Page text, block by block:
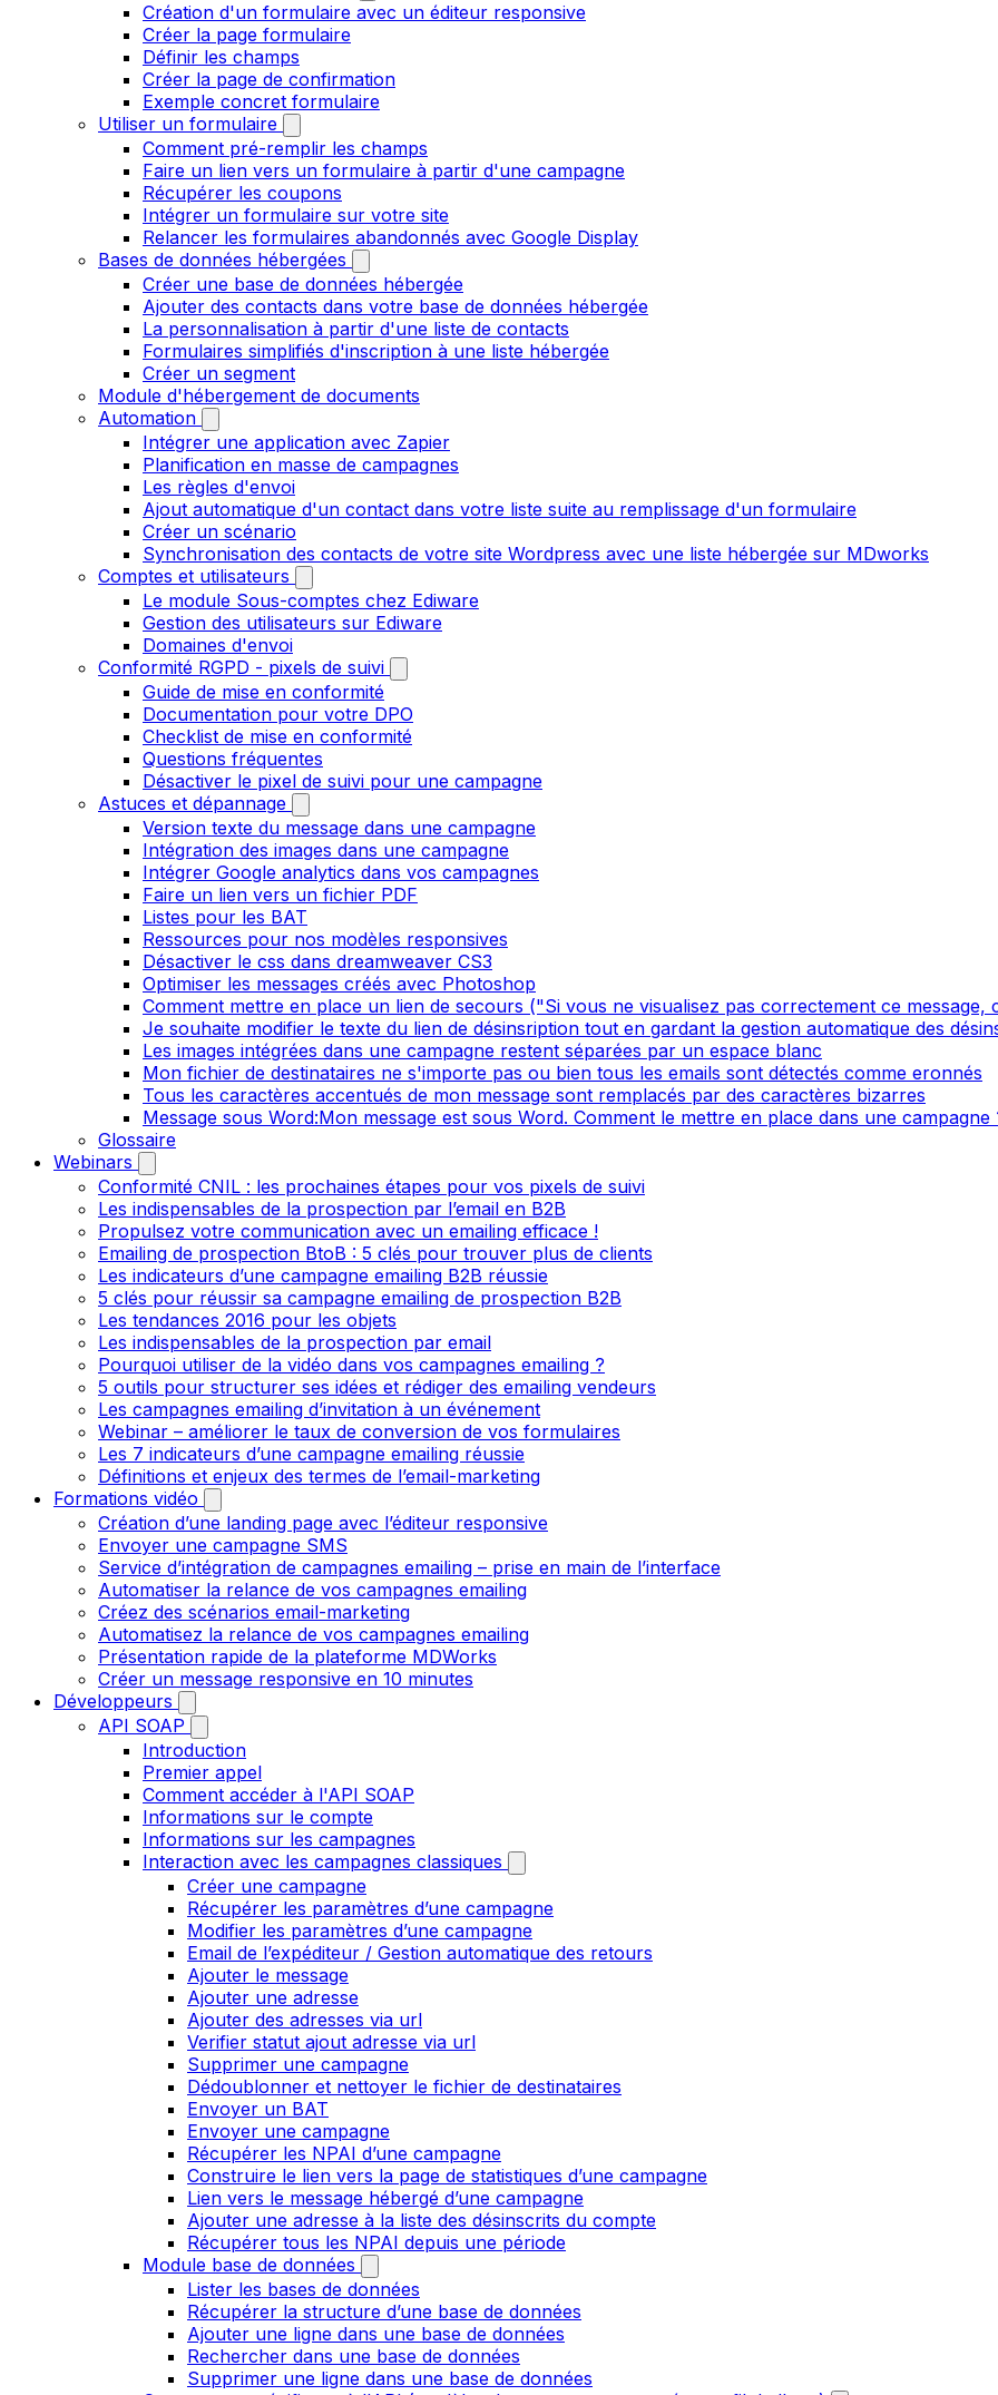
Création d'un formulaire avec un éditeur responsive
Créer la page formulaire
Définir les champs
Créer la page de confirmation
Exemple concret formulaire
Utiliser un formulaire
Comment pré-remplir les champs
Faire un lien vers un formulaire à partir d'une campagne
Récupérer les coupons
Intégrer un formulaire sur votre site
Relancer les formulaires abandonnés avec Google Display
Bases de données hébergées
Créer une base de données hébergée
Ajouter des contacts dans votre base de données hébergée
La personnalisation à partir d'une liste de contacts
Formulaires simplifiés d'inscription à une liste hébergée
Créer un segment
Module d'hébergement de documents
Automation
Intégrer une application avec Zapier
Planification en masse de campagnes
Les règles d'envoi
Ajout automatique d'un contact dans votre liste suite au remplissage d'un formulaire
Créer un scénario
Synchronisation des contacts de votre site Wordpress avec une liste hébergée sur MDworks
Comptes et utilisateurs
Le module Sous-comptes chez Ediware
Gestion des utilisateurs sur Ediware
Domaines d'envoi
Conformité RGPD - pixels de suivi
Guide de mise en conformité
Documentation pour votre DPO
Checklist de mise en conformité
Questions fréquentes
Désactiver le pixel de suivi pour une campagne
Astuces et dépannage
Version texte du message dans une campagne
Intégration des images dans une campagne
Intégrer Google analytics dans vos campagnes
Faire un lien vers un fichier PDF
Listes pour les BAT
Ressources pour nos modèles responsives
Désactiver le css dans dreamweaver CS3
Optimiser les messages créés avec Photoshop
Comment mettre en place un lien de secours ("Si vous ne visualisez pas correctement ce message,
Je souhaite modifier le texte du lien de désinsription tout en gardant la gestion automatique des
Les images intégrées dans une campagne restent séparées par un espace blanc
Mon fichier de destinataires ne s'importe pas ou bien tous les emails sont détectés comme eronnés
Tous les caractères accentués de mon message sont remplacés par des caractères bizarres
Message sous Word:Mon message est sous Word. Comment le mettre en place dans une campagne
Glossaire
Webinars
Conformité CNIL : les prochaines étapes pour vos pixels de suivi
Les indispensables de la prospection par l’email en B2B
Propulsez votre communication avec un emailing efficace !
Emailing de prospection BtoB : 5 clés pour trouver plus de clients
Les indicateurs d’une campagne emailing B2B réussie
5 clés pour réussir sa campagne emailing de prospection B2B
Les tendances 2016 pour les objets
Les indispensables de la prospection par email
Pourquoi utiliser de la vidéo dans vos campagnes emailing ?
5 outils pour structurer ses idées et rédiger des emailing vendeurs
Les campagnes emailing d’invitation à un événement
Webinar – améliorer le taux de conversion de vos formulaires
Les 7 indicateurs d’une campagne emailing réussie
Définitions et enjeux des termes de l’email-marketing
Formations vidéo
Création d’une landing page avec l’éditeur responsive
Envoyer une campagne SMS
Service d’intégration de campagnes emailing – prise en main de l’interface
Automatiser la relance de vos campagnes emailing
Créez des scénarios email-marketing
Automatisez la relance de vos campagnes emailing
Présentation rapide de la plateforme MDWorks
Créer un message responsive en 10 minutes
Développeurs
API SOAP
Introduction
Premier appel
Comment accéder à l'API SOAP
Informations sur le compte
Informations sur les campagnes
Interaction avec les campagnes classiques
Créer une campagne
Récupérer les paramètres d’une campagne
Modifier les paramètres d’une campagne
Email de l’expéditeur / Gestion automatique des retours
Ajouter le message
Ajouter une adresse
Ajouter des adresses via url
Verifier statut ajout adresse via url
Supprimer une campagne
Dédoublonner et nettoyer le fichier de destinataires
Envoyer un BAT
Envoyer une campagne
Récupérer les NPAI d’une campagne
Construire le lien vers la page de statistiques d’une campagne
Lien vers le message hébergé d’une campagne
Ajouter une adresse à la liste des désinscrits du compte
Récupérer tous les NPAI depuis une période
Module base de données
Lister les bases de données
Récupérer la structure d’une base de données
Ajouter une ligne dans une base de données
Rechercher dans une base de données
Supprimer une ligne dans une base de données